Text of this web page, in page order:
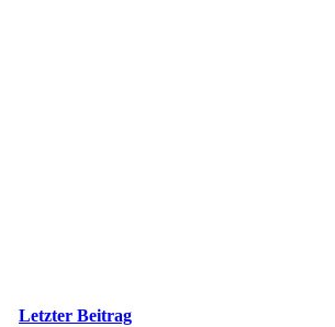
Letzter Beitrag